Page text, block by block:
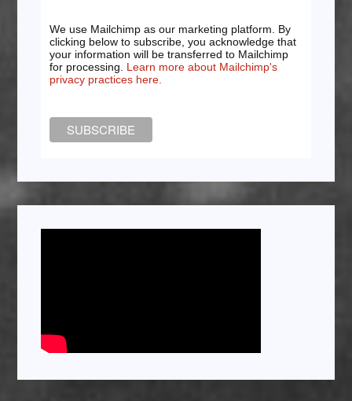
We use Mailchimp as our marketing platform. By
clicking below to subscribe, you acknowledge that
your information will be transferred to Mailchimp
for processing. Learn more about Mailchimp's
privacy practices here.